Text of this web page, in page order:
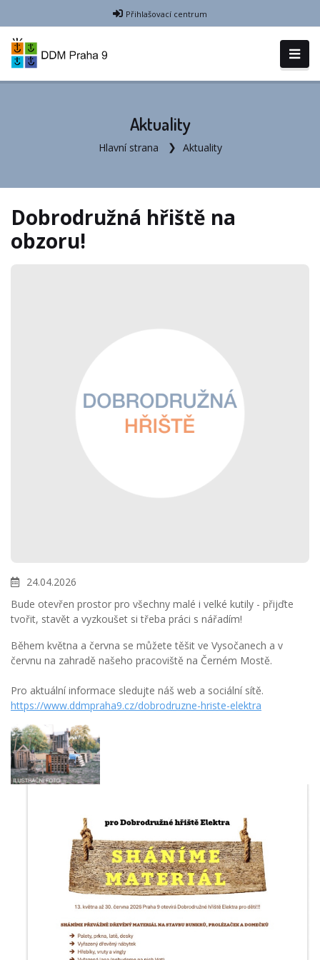
Přihlašovací centrum
Aktuality
Hlavní strana Aktuality
Dobrodružná hřiště na
obzoru!
24.04.2026
Bude otevřen prostor pro všechny malé i velké kutily - přijďte
tvořit, stavět a vyzkoušet si třeba práci s nářadím!
Během května a června se můžete těšit ve Vysočanech a v
červnu na zahradě našeho pracoviště na Černém Mostě.
Pro aktuální informace sledujte náš web a sociální sítě.
https://www.ddmpraha9.cz/dobrodruzne-hriste-elektra